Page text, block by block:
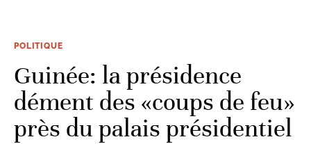
POLITIQUE
Guinée: la présidence
dément des «coups de feu»
près du palais présidentiel